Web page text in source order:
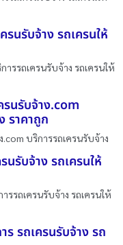
รนรับจ้าง รถเครนให้
รรถเครนรับจ้าง รถเครนให้
รนรับจ้าง.com
ราคาถูก
บริการรถเครนรับจ้าง
นรับจ้าง รถเครนให้
รรถเครนรับจ้าง รถเครนให้
ร รถเครนรับจ้าง รถ